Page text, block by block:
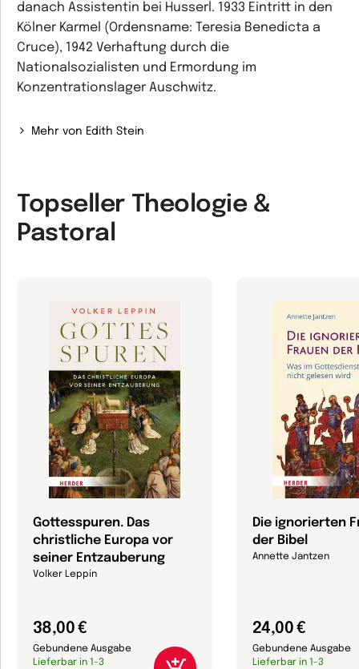
danach Assistentin bei Husserl. 1933 Eintritt in den
Kölner Karmel (Ordensname: Teresia Benedicta a
Cruce), 1942 Verhaftung durch die
Nationalsozialisten und Ermordung im
Konzentrationslager Auschwitz.
Mehr von Edith Stein
Topseller Theologie &
Pastoral
Gottesspuren. Das
christliche Europa vor
seiner Entzauberung
Volker Leppin
38,00 €
Gebundene Ausgabe
Lieferbar in 1-3
Die ignorierten
der Bibel
Annette Jantzen
24,00 €
Gebundene Ausgabe
Lieferbar in 1-3